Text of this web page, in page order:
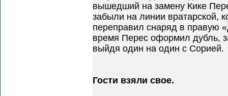
вышедший на замену Кике
забыли на линии вратарской,
переправил снаряд в правую
время Перес оформил дубль,
выйдя один на один с Сорией.
Гости взяли свое.